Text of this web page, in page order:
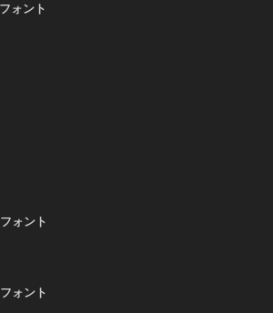
ォント
ォント
ォント